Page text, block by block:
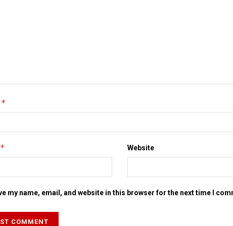
*
* Website
my name, email, and website in this browser for the next time I